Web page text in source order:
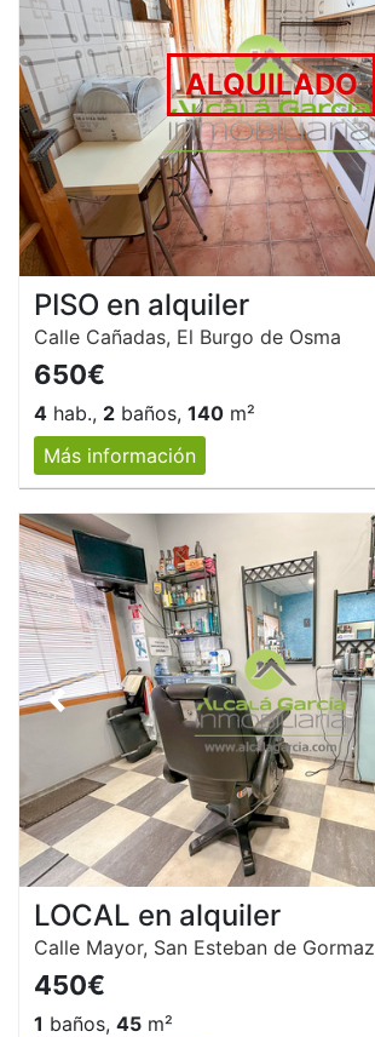
ALQUILADO
PISO en alquiler
Calle Cañadas, El Burgo de Osma
650€
4 hab., 2 baños, 140 m²
Más información
Anterior
LOCAL en alquiler
Calle Mayor, San Esteban de Gormaz
450€
1 baños, 45 m²